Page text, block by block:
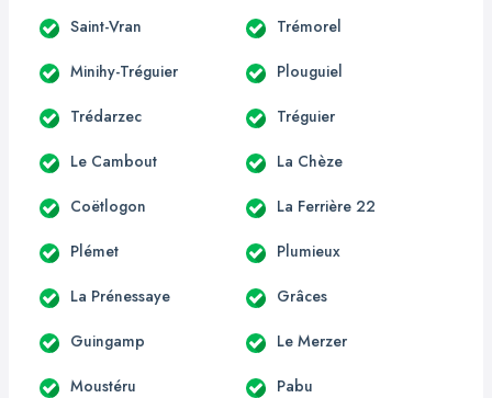
Saint-Vran Trémorel
Minihy-Tréguier Plouguiel
Trédarzec Tréguier
Le Cambout La Chèze
Coëtlogon La Ferrière 22
Plémet Plumieux
La Prénessaye Grâces
Guingamp Le Merzer
Moustéru Pabu